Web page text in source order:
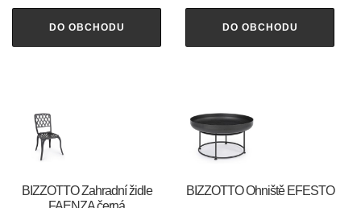
DO OBCHODU DO OBCHODU
BIZZOTTO Zahradní židle
BIZZOTTO Ohniště EFESTO